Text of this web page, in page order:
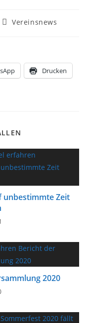
Vereinsnews
Drucken
unbestimmte Zeit
2020